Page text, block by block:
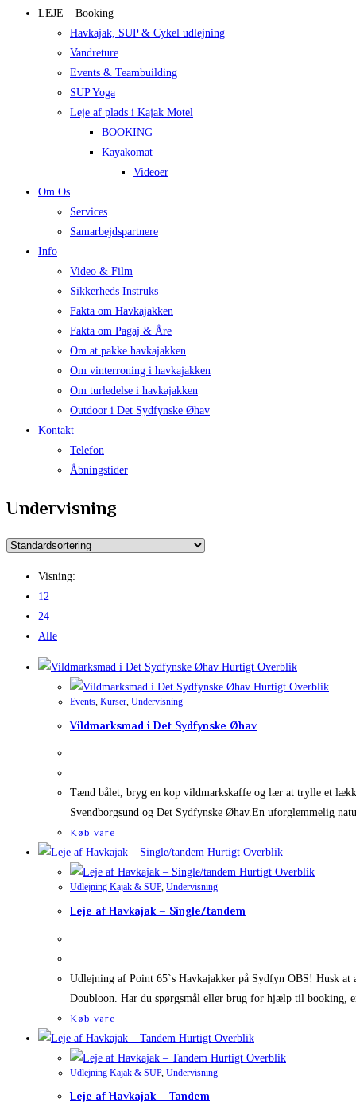
LEJE – Booking
Havkajak, SUP & Cykel udlejning
Vandreture
Events & Teambuilding
SUP Yoga
Leje af plads i Kajak Motel
BOOKING
Kayakomat
Videoer
Om Os
Services
Samarbejdspartnere
Info
Video & Film
Sikkerheds Instruks
Fakta om Havkajakken
Fakta om Pagaj & Åre
Om at pakke havkajakken
Om vinterroning i havkajakken
Om turledelse i havkajakken
Outdoor i Det Sydfynske Øhav
Kontakt
Telefon
Åbningstider
Undervisning
Visning:
12
24
Alle
Hurtigt Overblik
Hurtigt Overblik
Events, Kurser, Undervisning
Vildmarksmad i Det Sydfynske Øhav
Tænd bålet, bryg en kop vildmarkskaffe og lær at trylle et
Svendborgsund og Det Sydfynske Øhav.En uforglemmelig
Køb vare
Hurtigt Overblik
Hurtigt Overblik
Udlejning Kajak & SUP, Undervisning
Leje af Havkajak – Single/tandem
Udlejning af Point 65`s Havkajakker på Sydfyn OBS! Husk
Doubloon. Har du spørgsmål eller brug for hjælp til booking,
Køb vare
Hurtigt Overblik
Hurtigt Overblik
Udlejning Kajak & SUP, Undervisning
Leje af Havkajak – Tandem